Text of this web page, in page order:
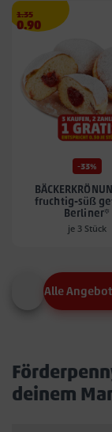
Streichpreis
1.35€
Angebotspreis
0.90
0.90
-33%
fruchtig-süß
Berliner*
je 3 Stück
Alle
deinem